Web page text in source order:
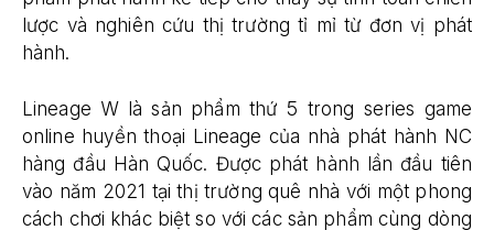
lược và nghiên cứu thị trường tỉ mỉ từ đơn vị phát
hành.
Lineage W là sản phẩm thứ 5 trong series game
online huyền thoại Lineage của nhà phát hành NC
hàng đầu Hàn Quốc. Được phát hành lần đầu tiên
vào năm 2021 tại thị trường quê nhà với một phong
cách chơi khác biệt so với các sản phẩm cùng dòng